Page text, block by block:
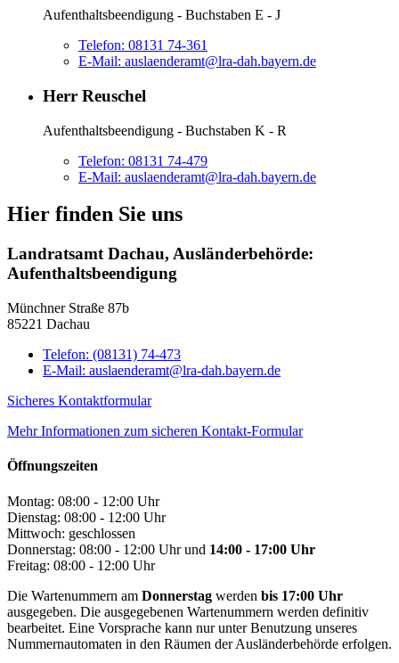
Aufenthaltsbeendigung - Buchstaben E - J
Telefon: 08131 74-361
E-Mail: auslaenderamt@lra-dah.bayern.de
Herr Reuschel
Aufenthaltsbeendigung - Buchstaben K - R
Telefon: 08131 74-479
E-Mail: auslaenderamt@lra-dah.bayern.de
Hier finden Sie uns
Landratsamt Dachau, Ausländerbehörde:
Aufenthaltsbeendigung
Münchner Straße 87b
85221 Dachau
Telefon: (08131) 74-473
E-Mail: auslaenderamt@lra-dah.bayern.de
Sicheres Kontaktformular
Mehr Informationen zum sicheren Kontakt-Formular
Öffnungszeiten
Montag: 08:00 - 12:00 Uhr
Dienstag: 08:00 - 12:00 Uhr
Mittwoch: geschlossen
Donnerstag: 08:00 - 12:00 Uhr und 14:00 - 17:00 Uhr
Freitag: 08:00 - 12:00 Uhr
Die Wartenummern am Donnerstag werden bis 17:00 Uhr
ausgegeben. Die ausgegebenen Wartenummern werden definitiv
bearbeitet. Eine Vorsprache kann nur unter Benutzung unseres
Nummernautomaten in den Räumen der Ausländerbehörde erfolgen.